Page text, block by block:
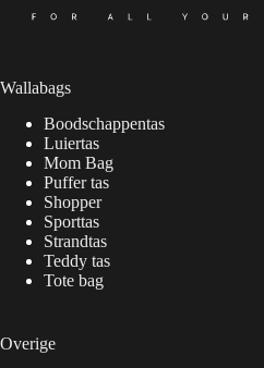
Wallabags
Boodschappentas
Luiertas
Mom Bag
Puffer tas
Shopper
Sporttas
Strandtas
Teddy tas
Tote bag
Overige